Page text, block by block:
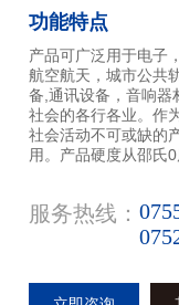
功能特点
产品可广泛用于电子
航空航天，城市公共
备,通讯设备，音响器
社会的各行各业。作
社会活动不可或缺的
用。产品硬度从邵氏0
服务热线：